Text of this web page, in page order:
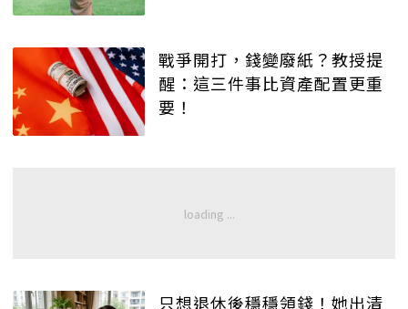
戰爭開打，錢變廢紙？教授提
醒：這三件事比資產配置更重
要！
只想退休後穩穩領錢！她出清